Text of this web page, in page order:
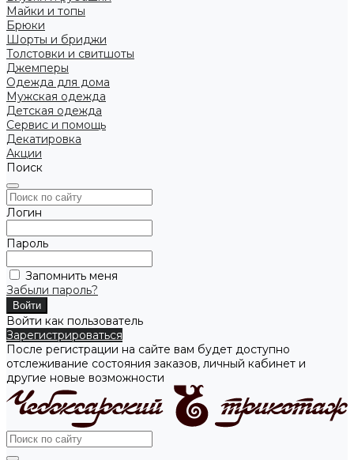
Майки и топы
Брюки
Шорты и бриджи
Толстовки и свитшоты
Джемперы
Одежда для дома
Мужская одежда
Детская одежда
Сервис и помощь
Декатировка
Акции
Поиск
Логин
Пароль
Запомнить меня
Забыли пароль?
Войти как пользователь
Зарегистрироваться
После регистрации на сайте вам будет доступно
отслеживание состояния заказов, личный кабинет и
другие новые возможности